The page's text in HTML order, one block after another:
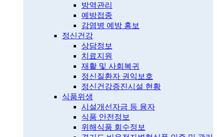
방역관리
예방접종
감염병 예방 홍보
정신건강
상담정보
치료지원
재활 및 사회복귀
정신질환자 권익보호
정신건강증진시설 현황
식품위생
시설개선자금 등 융자
식품 안전정보
위해식품 회수정보